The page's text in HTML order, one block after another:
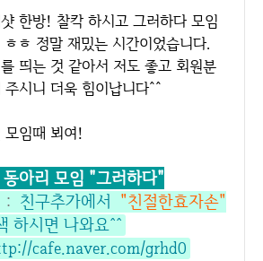
한방! 찰칵 하시고 그러하다 모임
ㅎ 정말 재밌는 시간이었습니다.
띄는 것 같아서 저도 좋고 회원분
시니 더욱 힘이납니다^^
모임때 뵈여!
아리 모임 "그러하다"
: 친구추가에서 "친절한효자손"
하시면 나와요^^
cafe.naver.com/grhd0